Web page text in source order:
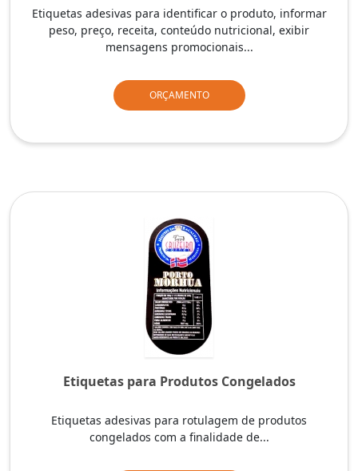
Etiquetas adesivas para identificar o produto, informar
peso, preço, receita, conteúdo nutricional, exibir
mensagens promocionais...
ORÇAMENTO
Etiquetas para Produtos Congelados
Etiquetas adesivas para rotulagem de produtos
congelados com a finalidade de...